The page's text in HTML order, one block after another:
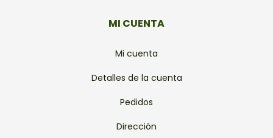
MI CUENTA
Mi cuenta
Detalles de la cuenta
Pedidos
Dirección